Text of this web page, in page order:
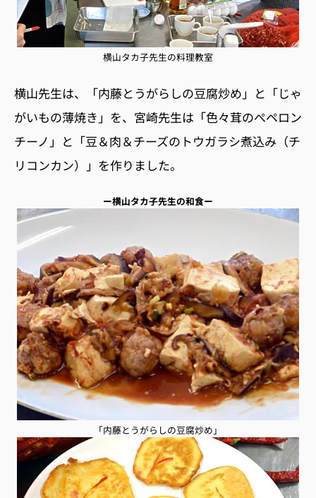
横山タカ子先生の料理教室
横山先生は、「内藤とうがらしの豆腐炒め」と「じゃ
がいもの薄焼き」を、宮崎先生は「色々茸のぺペロン
チーノ」と「豆＆肉＆チーズのトウガラシ煮込み（チ
リコンカン）」を作りました。
ー横山タカ子先生の和食ー
「内藤とうがらしの豆腐炒め」